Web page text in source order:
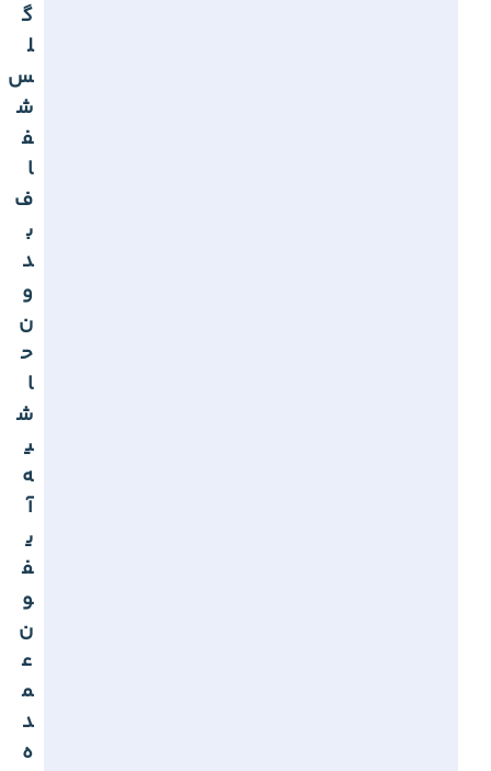
گ
ل
س
ش
ف
ا
ف
ب
د
و
ن
ح
ا
ش
ی
ه
آ
ی
ف
و
ن
ع
م
د
ه